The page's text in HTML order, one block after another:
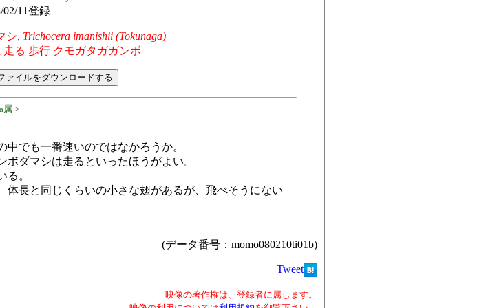
02/11登録
シ, Trichocera imanishii (Tokunaga)
走る 歩行 クモガタガガンボ
属 >
でも一番速いのではなかろうか。
ダマシは走るといったほうがよい。
る。
長と同じくらいの小さな翅があるが、飛べそうにない
(データ番号：momo080210ti01b)
Tweet
映像の著作権は、登録者に属します。